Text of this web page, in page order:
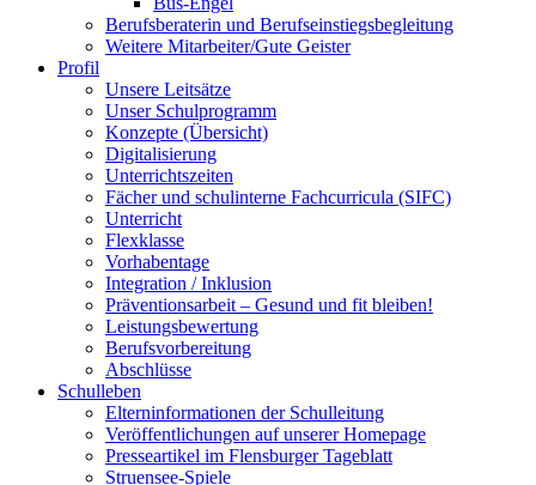
Berufsberaterin und Berufseinstiegsbegleitung
Weitere Mitarbeiter/Gute Geister
Profil
Unsere Leitsätze
Unser Schulprogramm
Konzepte (Übersicht)
Digitalisierung
Unterrichtszeiten
Fächer und schulinterne Fachcurricula (SIFC)
Unterricht
Flexklasse
Vorhabentage
Integration / Inklusion
Präventionsarbeit – Gesund und fit bleiben!
Leistungsbewertung
Berufsvorbereitung
Abschlüsse
Schulleben
Elterninformationen der Schulleitung
Veröffentlichungen auf unserer Homepage
Presseartikel im Flensburger Tageblatt
Struensee-Spiele